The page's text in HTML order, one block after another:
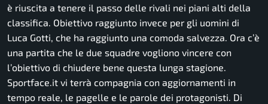
è riuscita a tenere il passo delle rivali nei piani alti della
classifica. Obiettivo raggiunto invece per gli uomini di
Luca Gotti, che ha raggiunto una comoda salvezza. Ora c’è
una partita che le due squadre vogliono vincere con
l’obiettivo di chiudere bene questa lunga stagione.
Sportface.it vi terrà compagnia con aggiornamenti in
tempo reale, le pagelle e le parole dei protagonisti. Di